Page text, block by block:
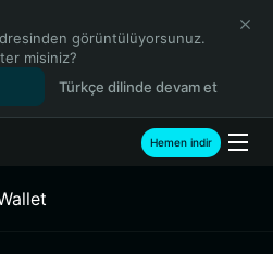
görüntülüyorsunuz.
misiniz?
Türkçe dilinde devam et
Hemen indir